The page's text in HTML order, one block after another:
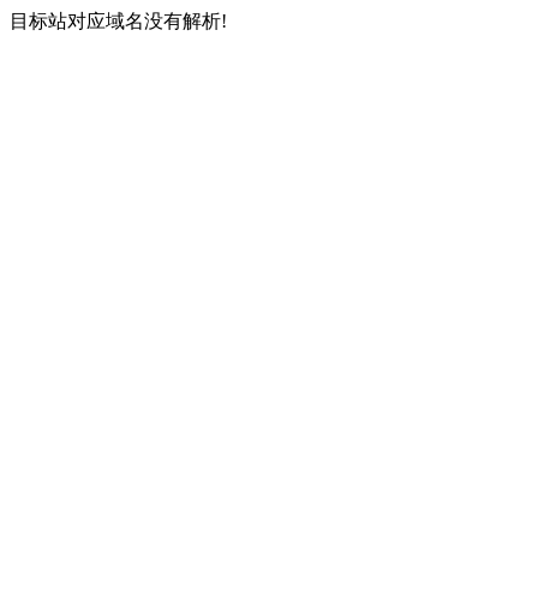
目标站对应域名没有解析!